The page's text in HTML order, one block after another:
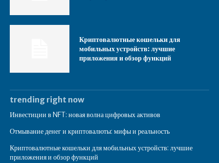
Криптовалютные кошельки для
мобильных устройств: лучшие
приложения и обзор функций
trending right now
Инвестиции в NFT: новая волна цифровых активов
Отмывание денег и криптовалюты: мифы и реальность
Криптовалютные кошельки для мобильных устройств: лучшие
приложения и обзор функций